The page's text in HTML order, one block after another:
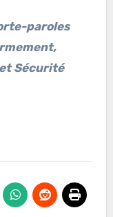
paroles
Sécurité